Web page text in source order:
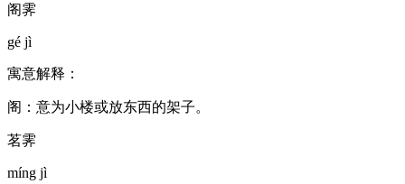
阁霁
gé jì
寓意解释：
阁：意为小楼或放东西的架子。
茗霁
míng jì